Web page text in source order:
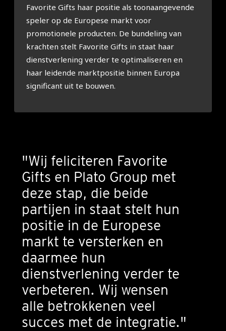
Favorite Gifts haar positie als toonaangevende
speler op de Europese markt voor
promotionele producten. De bundeling van
krachten stelt Favorite Gifts in staat haar
dienstverlening verder te optimaliseren en
haar leidende marktpositie binnen Europa
significant uit te bouwen.
"Wij feliciteren Favorite
Gifts en Plato Group met
deze stap, die beide
partijen in staat stelt hun
positie in de Europese
markt te versterken en
daarmee hun
dienstverlening verder te
verbeteren. Wij wensen
alle betrokkenen veel
succes met de integratie."